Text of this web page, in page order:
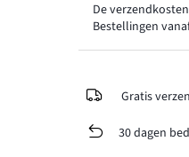
De
Bestellingen
Gratis
30 dagen